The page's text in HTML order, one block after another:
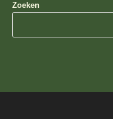
Zoeken